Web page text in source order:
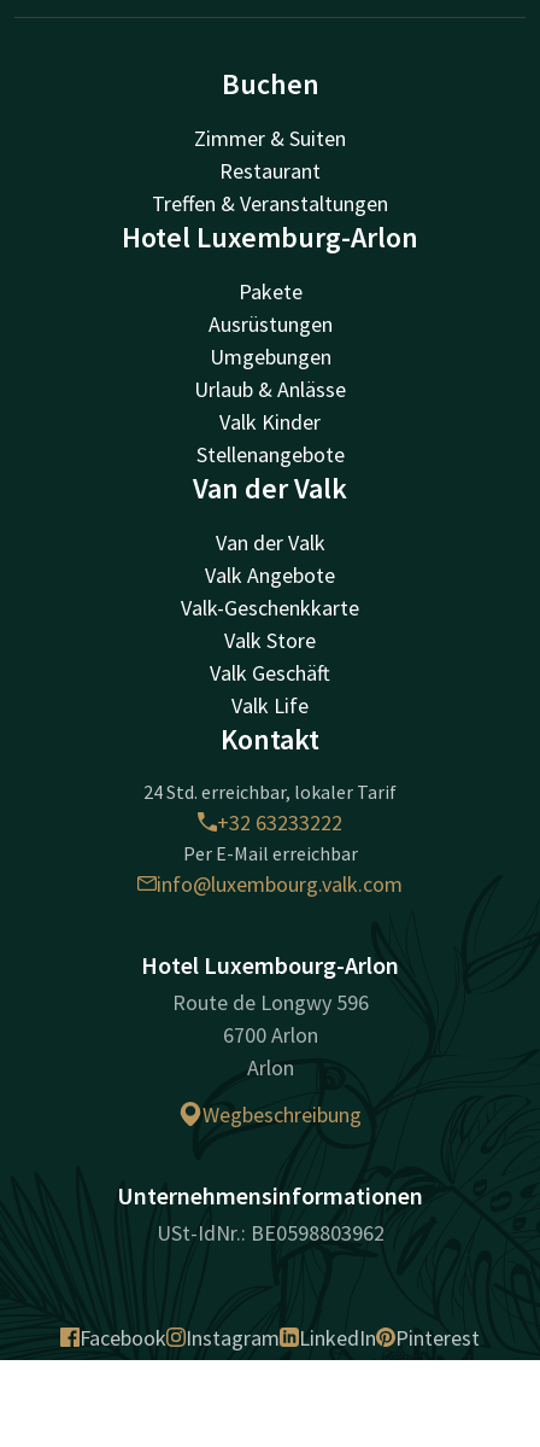
Buchen
Zimmer & Suiten
Restaurant
Treffen & Veranstaltungen
Hotel Luxemburg-Arlon
Pakete
Ausrüstungen
Umgebungen
Urlaub & Anlässe
Valk Kinder
Stellenangebote
Van der Valk
Van der Valk
Valk Angebote
Valk-Geschenkkarte
Valk Store
Valk Geschäft
Valk Life
Kontakt
24 Std. erreichbar, lokaler Tarif
+32 63233222
Per E-Mail erreichbar
info@luxembourg.valk.com
Hotel Luxembourg-Arlon
Route de Longwy 596
6700 Arlon
Arlon
Wegbeschreibung
Unternehmensinformationen
USt-IdNr.: BE0598803962
Facebook Instagram LinkedIn Pinterest